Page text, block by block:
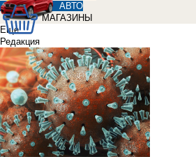
АВТО
МАГАЗИНЫ
Еще
Редакция